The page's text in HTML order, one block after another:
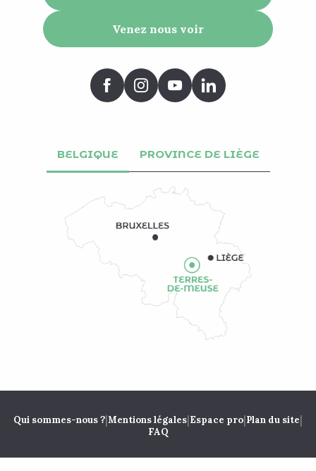
Venez nous voir
BELGIQUE PROVINCE DE LIÈGE
Qui sommes-nous ?|Mentions légales|Espace pro|Plan du site|
FAQ